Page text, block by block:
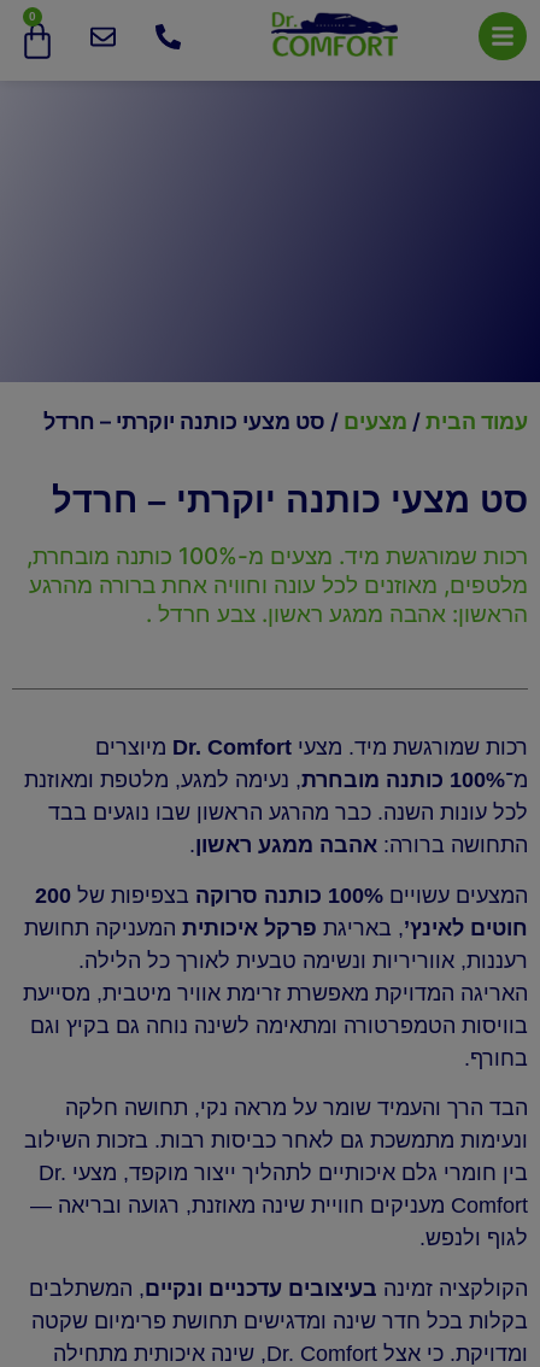
0
עמוד הבית/ מצעים / סט מצעי כותנה יוקרתי – חרדל
סט מצעי כותנה יוקרתי – חרדל
רכות שמורגשת מיד. מצעים מ-100% כותנה מובחרת,
מלטפים, מאוזנים לכל עונה וחוויה אחת ברורה מהרגע
הראשון: אהבה ממגע ראשון. צבע חרדל .
רכות שמורגשת מיד. מצעי Dr. Comfort מיוצרים
מ־100% כותנה מובחרת
, נעימה למגע, מלטפת ומאוזנת
לכל עונות השנה. כבר מהרגע הראשון שבו נוגעים בבד
התחושה ברורה: אהבה ממגע ראשון.
המצעים עשויים 100% כותנה סרוקה בצפיפות של 200
חוטים לאינץ’, באריגת פרקל איכותית המעניקה תחושת
רעננות, אווריריות ונשימה טבעית לאורך כל הלילה.
האריגה המדויקת מאפשרת זרימת אוויר מיטבית, מסייעת
בוויסות הטמפרטורה ומתאימה לשינה נוחה גם בקיץ וגם
בחורף.
הבד הרך והעמיד שומר על מראה נקי, תחושה חלקה
ונעימות מתמשכת גם לאחר כביסות רבות. בזכות השילוב
בין חומרי גלם איכותיים לתהליך ייצור מוקפד, מצעי Dr.
Comfort מעניקים חוויית שינה מאוזנת, רגועה ובריאה —
לגוף ולנפש.
הקולקציה זמינה בעיצובים עדכניים ונקיים, המשתלבים
בקלות בכל חדר שינה ומדגישים תחושת פרימיום שקטה
ומדויקת. כי אצל Dr. Comfort, שינה איכותית מתחילה